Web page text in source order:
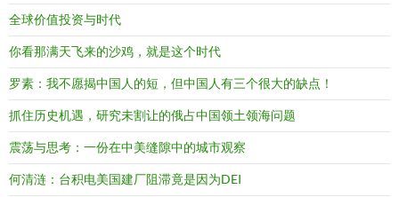
全球价值投资与时代
你看那满天飞来的沙鸡，就是这个时代
罗素：我不愿揭中国人的短，但中国人有三个很大的缺点！
抓住历史机遇，研究未割让的俄占中国领土领海问题
震荡与思考：一份在中美缝隙中的城市观察
何清涟：台积电美国建厂阻滞竟是因为DEI